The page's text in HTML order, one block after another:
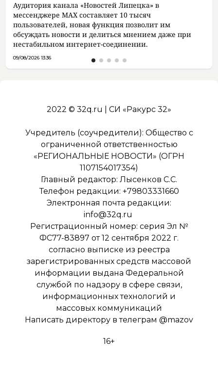
Аудитория канала «Новостей Липецка» в
мессенджере MAX составляет 10 тысяч
пользователей, новая функция позволит им
обсуждать новости и делиться мнением даже при
нестабильном интернет-соединении.
09/08/2026 13:36
2022 © 32q.ru | СИ «Ракурс 32»
Учредитель (соучредители): Общество с
ограниченной ответственностью
«РЕГИОНАЛЬНЫЕ НОВОСТИ» (ОГРН
1107154017354)
Главный редактор: Лысенков С.С.
Телефон редакции: +79803331660
Электронная почта редакции:
info@32q.ru
Регистрационный номер: серия Эл №
ФС77-83897 от 12 сентября 2022 г.
согласно выписке из реестра
зарегистрированных средств массовой
информации выдана Федеральной
службой по надзору в сфере связи,
информационных технологий и
массовых коммуникаций
Написать директору в телеграм @mazov
16+